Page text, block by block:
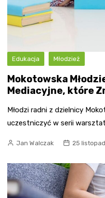
Edukacja Młodzież
Mokotowska
Mediacyjne, które
Młodzi radni z dzielnicy
uczestniczyć w serii
Jan Walczak 25